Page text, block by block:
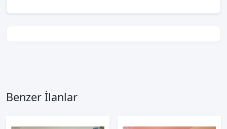
Benzer İlanlar